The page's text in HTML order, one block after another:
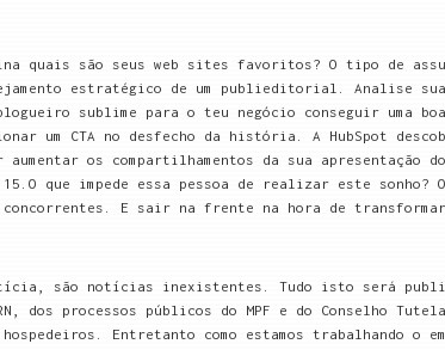
quais são seus web sites favoritos? O tipo de
estratégico de um publieditorial. Analise
sublime para o teu negócio conseguir uma
um CTA no desfecho da história. A HubSpot
os compartilhamentos da sua apresentação
que impede essa pessoa de realizar este
concorrentes. E sair na frente na hora de
são notícias inexistentes. Tudo isto será
dos processos públicos do MPF e do Conselho
Entretanto como estamos trabalhando o